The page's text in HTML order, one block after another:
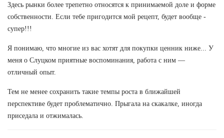
Здесь рынки более трепетно относятся к принимаемой доле и форме
собственности. Если тебе пригодится мой рецепт, будет вообще -
супер!!!
Я понимаю, что многие из вас хотят для покупки ценник ниже... У
меня о Слуцком приятные воспоминания, работа с ним —
отличный опыт.
Тем не менее сохранить такие темпы роста в ближайшей
перспективе будет проблематично. Прыгала на скакалке, иногда
приседала и отжималась.